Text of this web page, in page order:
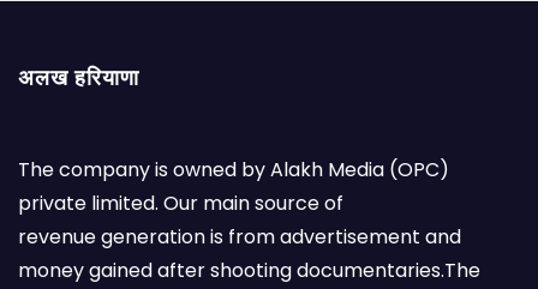
अलख हरियाणा
The company is owned by Alakh Media (OPC)
private limited. Our main source of
revenue generation is from advertisement and
money gained after shooting documentaries.The